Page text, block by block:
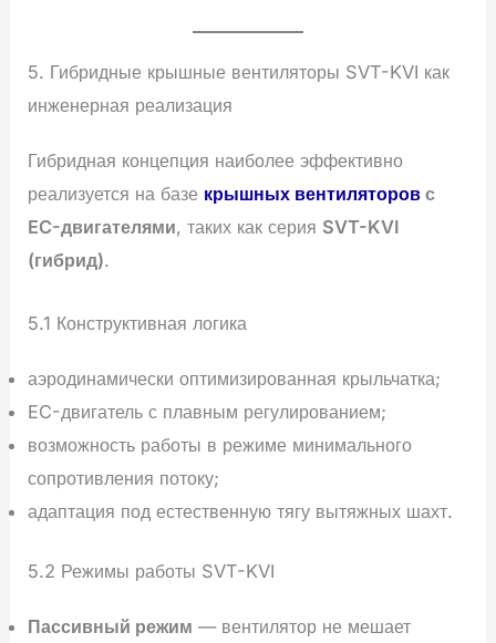
5. Гибридные крышные вентиляторы SVT-KVI как
инженерная реализация
Гибридная концепция наиболее эффективно
реализуется на базе крышных вентиляторов с
EC-двигателями, таких как серия SVT-KVI
(гибрид).
5.1 Конструктивная логика
аэродинамически оптимизированная крыльчатка;
EC-двигатель с плавным регулированием;
возможность работы в режиме минимального
сопротивления потоку;
адаптация под естественную тягу вытяжных шахт.
5.2 Режимы работы SVT-KVI
Пассивный режим — вентилятор не мешает